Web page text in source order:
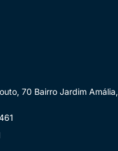
70 Bairro Jardim